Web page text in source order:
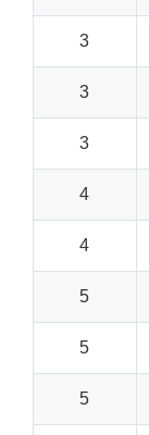
3
3
3
4
4
5
5
5